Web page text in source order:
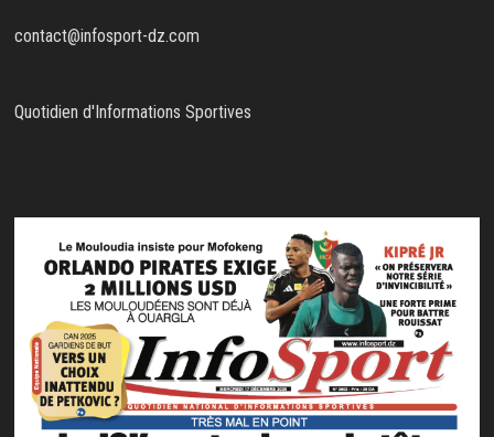
contact@infosport-dz.com
Quotidien d'Informations Sportives